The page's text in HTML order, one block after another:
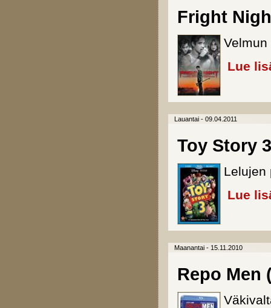
Fright
Lue
Lauantai - 09.04.2011
Toy Story
Lelujen
Lue
Maanantai - 15.11.2010
Repo Men